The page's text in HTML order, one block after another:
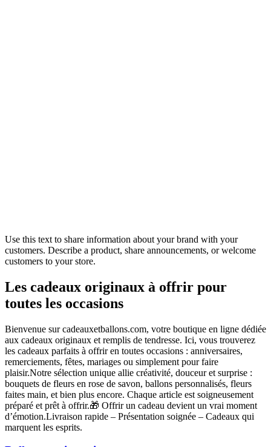
Use this text to share information about your brand with your
customers. Describe a product, share announcements, or welcome
customers to your store.
Les cadeaux originaux à offrir pour
toutes les occasions
Bienvenue sur cadeauxetballons.com, votre boutique en ligne dédiée
aux cadeaux originaux et remplis de tendresse. Ici, vous trouverez
les cadeaux parfaits à offrir en toutes occasions : anniversaires,
remerciements, fêtes, mariages ou simplement pour faire
plaisir.Notre sélection unique allie créativité, douceur et surprise :
bouquets de fleurs en rose de savon, ballons personnalisés, fleurs
faites main, et bien plus encore. Chaque article est soigneusement
préparé et prêt à offrir.🎁 Offrir un cadeau devient un vrai moment
d’émotion.Livraison rapide – Présentation soignée – Cadeaux qui
marquent les esprits.